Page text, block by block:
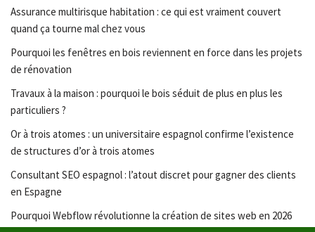
Assurance multirisque habitation : ce qui est vraiment couvert
quand ça tourne mal chez vous
Pourquoi les fenêtres en bois reviennent en force dans les projets
de rénovation
Travaux à la maison : pourquoi le bois séduit de plus en plus les
particuliers ?
Or à trois atomes : un universitaire espagnol confirme l’existence
de structures d’or à trois atomes
Consultant SEO espagnol : l’atout discret pour gagner des clients
en Espagne
Pourquoi Webflow révolutionne la création de sites web en 2026